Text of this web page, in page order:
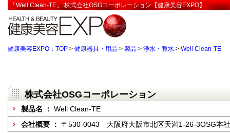
「Well Clean-TE」:株式会社OSGコーポレーション【健康美容EXPO】
健康美容EXPO：TOP > 健康器具・用品 > 製品 > 浄水・整水 > Well Clean-TE
株式会社OSGコーポレーション
製品名 ： Well Clean-TE
会社概要 ： 〒530-0043 大阪府大阪市北区天満1-26-3OSG本